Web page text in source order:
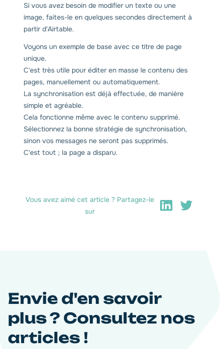
Si vous avez besoin de modifier un texte ou une
image, faites-le en quelques secondes directement à
partir d'Airtable.
Voyons un exemple de base avec ce titre de page
unique.
C'est très utile pour éditer en masse le contenu des
pages, manuellement ou automatiquement.
La synchronisation est déjà effectuée, de manière
simple et agréable.
Cela fonctionne même avec le contenu supprimé.
Sélectionnez la bonne stratégie de synchronisation,
sinon vos messages ne seront pas supprimés.
C'est tout ; la page a disparu.
Vous avez aimé cet article ? Partagez-le
sur
Envie d'en savoir
plus ? Consultez nos
articles !